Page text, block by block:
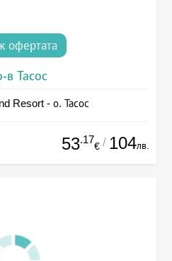
офертата
в Тасос
Resort - о. Тасос
53.17
€ / 104лв.